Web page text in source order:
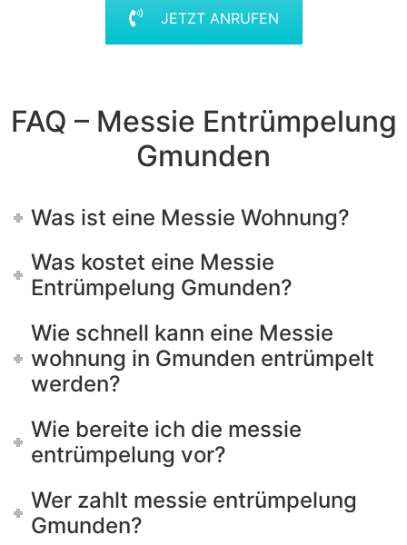
JETZT ANRUFEN
FAQ – Messie Entrümpelung
Gmunden
Was ist eine Messie Wohnung?
Was kostet eine Messie
Entrümpelung Gmunden?
Wie schnell kann eine Messie
wohnung in Gmunden entrümpelt
werden?
Wie bereite ich die messie
entrümpelung vor?
Wer zahlt messie entrümpelung
Gmunden?